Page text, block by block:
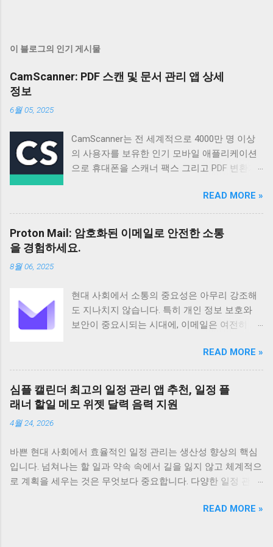
이 블로그의 인기 게시물
CamScanner: PDF 스캔 및 문서 관리 앱 상세
정보
6월 05, 2025
CamScanner는 전 세계적으로 4000만 명 이상
의 사용자를 보유한 인기 모바일 애플리케이션
으로 휴대폰을 스캐너 팩스 그리고 PDF 변환기
명 이상의 신규 사용자가 가입할 정도로 꾸준히
성장하고 있으며 다양한 기능과 편리한 사용성
으로 많은 사용자들의 호평을 받고 있습니다 이
앱은 단순한 스캔 기능을 넘어 문서 관리 공유
그리고 협업까지 지원하여 업무 효율성을 높이
이드 기반 애플리케이션으로 전 세계 200개 이
상의 국가와 지역에서 사용되고 있습니다
Android 5 이상 버전을 지원하며 전체 이용가 등
앱은 100만 건 이상의 다운로드 수를 기록하며
그 인기를 실감케 합니다 주요 기능으로는 문서
스캔 PDF 변환 텍스트 인식 문서 관리 공유 그리
고 협업 기능 등이 있습니다 특히 고급 이미지
트를 추출하고 편집할 수 있습니다 다양한 언어
를 지원하며 문서를 손쉽게 검색하고 관리할 수
있도록 태그 기능도 제공합니다 CamScanner의
주요 기능은 문서 스캔 기능에서 시작합니다 이
앱은 최첨단 이미지 처리 기술을 적용하여 사진
READ MORE »
Proton Mail: 암호화된 이메일로 안전한 소통
을 경험하세요.
8월 06, 2025
현대 사회에서 소통의 중요성은 아무리 강조해
도 지나치지 않습니다. 특히 개인 정보 보호와
보안이 중요시되는 시대에, 이메일은 여전히 가
로 자리 잡고 있습니다. 하지만 동시에 이메일은
해킹이나 정보 유출의 위험에 항상 노출되어 있
습니다. 이러한 불안감을 해소하고 사용자의 프
라이버시를 최우선으로 보호하기 위해 탄생한
것이 바로 Proton Mail입니다. 스위스에 기반을
일 서비스를 제공하며, 전 세계 수백만 명의 사
용자가 그 가치를 인정하고 있습니다. Proton
Mail은 단순한 이메일 서비스 제공을 넘어, 사용
효율적으로 관리할 수 있도록 필요한 모든 기능
READ MORE »
심플 캘린더 최고의 일정 관리 앱 추천, 일정 플
래너 할일 메모 위젯 달력 음력 지원
4월 24, 2026
바쁜 현대 사회에서 효율적인 일정 관리는 생산성 향상의 핵심
입니다. 넘쳐나는 할 일과 약속 속에서 길을 잃지 않고 체계적으
로 계획을 세우는 것은 무엇보다 중요합니다. 다양한 일정 관리
과 강력한 기능으로 많은 사용자들에게 사랑받고 있습니다. 오
READ MORE »